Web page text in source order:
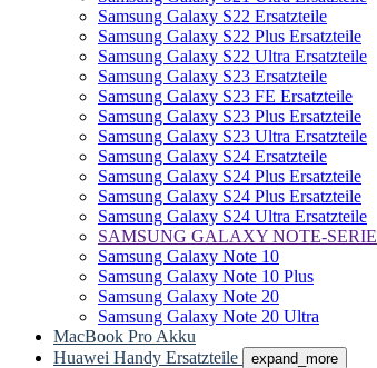
Samsung Galaxy S22 Ersatzteile
Samsung Galaxy S22 Plus Ersatzteile
Samsung Galaxy S22 Ultra Ersatzteile
Samsung Galaxy S23 Ersatzteile
Samsung Galaxy S23 FE Ersatzteile
Samsung Galaxy S23 Plus Ersatzteile
Samsung Galaxy S23 Ultra Ersatzteile
Samsung Galaxy S24 Ersatzteile
Samsung Galaxy S24 Plus Ersatzteile
Samsung Galaxy S24 Plus Ersatzteile
Samsung Galaxy S24 Ultra Ersatzteile
SAMSUNG GALAXY NOTE-SERIE
Samsung Galaxy Note 10
Samsung Galaxy Note 10 Plus
Samsung Galaxy Note 20
Samsung Galaxy Note 20 Ultra
MacBook Pro Akku
Huawei Handy Ersatzteile
expand_more